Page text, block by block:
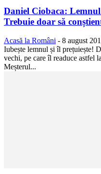
Daniel Ciobaca:
Trebuie doar să
Acasă la Români - 8 august
Iubește lemnul și îl prețuiește!
vechi, pe care îl readuce astfel
Meșterul...